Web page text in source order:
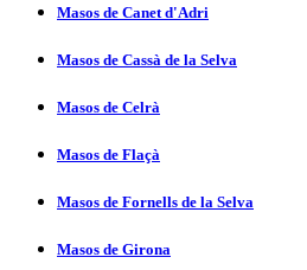
Masos de Canet d'Adri
Masos de Cassà de la Selva
Masos de Celrà
Masos de Flaçà
Masos de Fornells de la Selva
Masos de Girona